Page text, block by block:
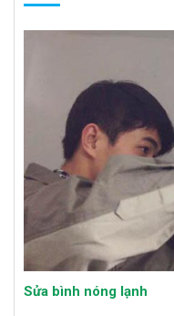
Sửa bình nóng lạnh